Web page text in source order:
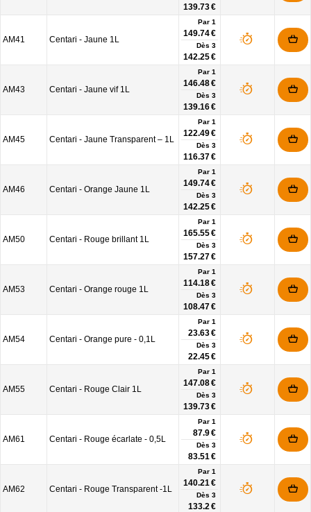
139.73 €
AM41 Centari - Jaune 1L
Par 1
149.74 €
Dès 3
142.25 €
AM43 Centari - Jaune vif 1L
Par 1
146.48 €
Dès 3
139.16 €
AM45 Centari - Jaune Transparent – 1L
Par 1
122.49 €
Dès 3
116.37 €
AM46 Centari - Orange Jaune 1L
Par 1
149.74 €
Dès 3
142.25 €
AM50 Centari - Rouge brillant 1L
Par 1
165.55 €
Dès 3
157.27 €
AM53 Centari - Orange rouge 1L
Par 1
114.18 €
Dès 3
108.47 €
AM54 Centari - Orange pure - 0,1L
Par 1
23.63 €
Dès 3
22.45 €
AM55 Centari - Rouge Clair 1L
Par 1
147.08 €
Dès 3
139.73 €
AM61 Centari - Rouge écarlate - 0,5L
Par 1
87.9 €
Dès 3
83.51 €
AM62 Centari - Rouge Transparent -1L
Par 1
140.21 €
Dès 3
133.2 €